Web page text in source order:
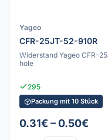
Yageo
CFR-25JT-52-910R
Widerstand Yageo CFR-
hole
295
Packung mit 10 Stück
0.31€ – 0.50€